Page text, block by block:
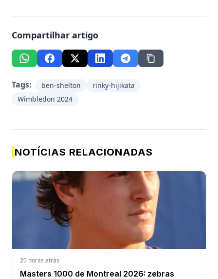
Compartilhar artigo
Tags: ben-shelton
rinky-hijikata
Wimbledon 2024
NOTÍCIAS RELACIONADAS
20 horas atrás
Masters 1000 de Montreal 2026: zebras